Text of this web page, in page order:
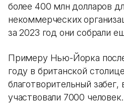
более 400 млн долларов
некоммерческих
за 2023 год они собрали
Примеру Нью-Йорка
году в британской
благотворительный забег,
участвовали 7000